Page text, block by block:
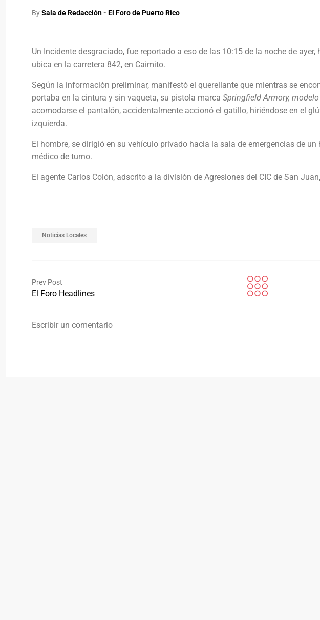
BySala de Redacción - El Foro de Puerto Rico
Un Incidente desgraciado, fue reportado a eso de las 10:15 de la noche de
ubica en la carretera 842, en Caimito.
Según la información preliminar, manifestó el querellante que mientras se
portaba en la cintura y sin vaqueta, su pistola marca Springfield Armory,
acomodarse el pantalón, accidentalmente accionó el gatillo, hiriéndose en el
izquierda.
El hombre, se dirigió en su vehículo privado hacia la sala de emergencias de
médico de turno.
El agente Carlos Colón, adscrito a la división de Agresiones del CIC de San
Noticias Locales
Prev Post
El Foro Headlines
Escribir un comentario